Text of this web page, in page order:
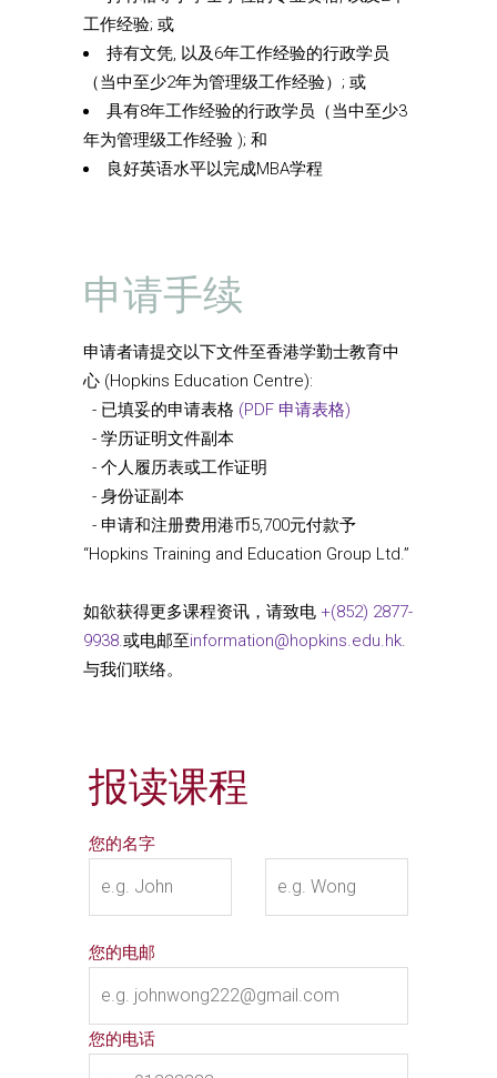
工作经验; 或
持有文凭, 以及6年工作经验的行政学员
（当中至少2年为管理级工作经验）; 或
具有8年工作经验的行政学员（当中至少3
年为管理级工作经验 ); 和
良好英语水平以完成MBA学程
申请手续
申请者请提交以下文件至香港学勤士教育中
心 (Hopkins Education Centre):
- 已填妥的申请表格 (PDF 申请表格)
- 学历证明文件副本
- 个人履历表或工作证明
- 身份证副本
- 申请和注册费用港币5,700元付款予
“Hopkins Training and Education Group Ltd.”
如欲获得更多课程资讯，请致电 +(852) 2877-
9938. 或电邮至information@hopkins.edu.hk
与我们联络。
报读课程
您的名字
您的电邮
您的电话